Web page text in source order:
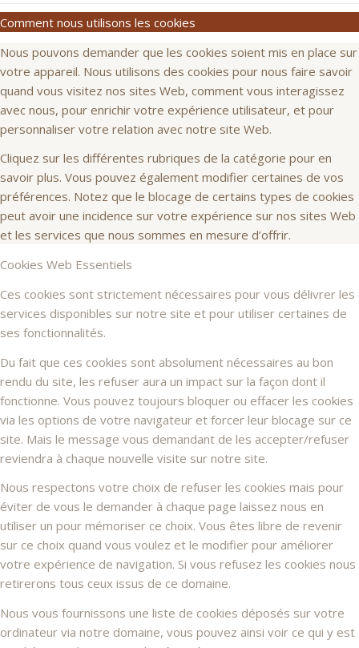
Comment nous utilisons les cookies
Nous pouvons demander que les cookies soient mis en place sur
votre appareil. Nous utilisons des cookies pour nous faire savoir
quand vous visitez nos sites Web, comment vous interagissez
avec nous, pour enrichir votre expérience utilisateur, et pour
personnaliser votre relation avec notre site Web.
Cliquez sur les différentes rubriques de la catégorie pour en
savoir plus. Vous pouvez également modifier certaines de vos
préférences. Notez que le blocage de certains types de cookies
peut avoir une incidence sur votre expérience sur nos sites Web
et les services que nous sommes en mesure d’offrir.
Cookies Web Essentiels
Ces cookies sont strictement nécessaires pour vous délivrer les
services disponibles sur notre site et pour utiliser certaines de
ses fonctionnalités.
Du fait que ces cookies sont absolument nécessaires au bon
rendu du site, les refuser aura un impact sur la façon dont il
fonctionne. Vous pouvez toujours bloquer ou effacer les cookies
via les options de votre navigateur et forcer leur blocage sur ce
site. Mais le message vous demandant de les accepter/refuser
reviendra à chaque nouvelle visite sur notre site.
Nous respectons votre choix de refuser les cookies mais pour
éviter de vous le demander à chaque page laissez nous en
utiliser un pour mémoriser ce choix. Vous êtes libre de revenir
sur ce choix quand vous voulez et le modifier pour améliorer
votre expérience de navigation. Si vous refusez les cookies nous
retirerons tous ceux issus de ce domaine.
Nous vous fournissons une liste de cookies déposés sur votre
ordinateur via notre domaine, vous pouvez ainsi voir ce qui y est